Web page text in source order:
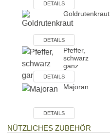
DETAILS
Goldrutenkraut
DETAILS
Pfeffer,
schwarz
ganz
DETAILS
Majoran
DETAILS
NÜTZLICHES ZUBEHÖR